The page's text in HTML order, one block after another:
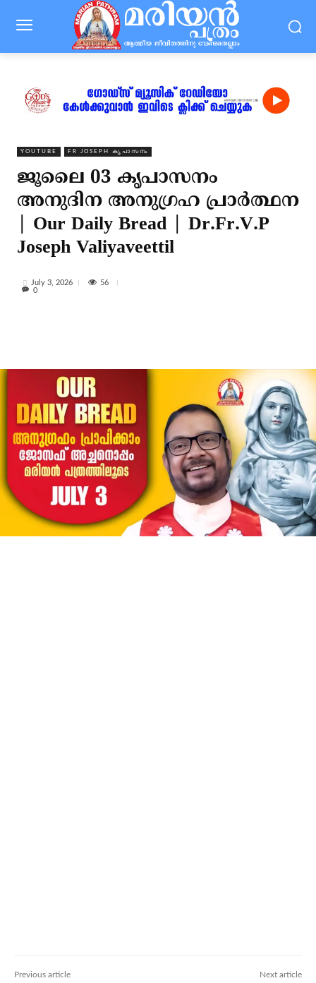
YOUTUBE FR JOSEPH കൃപാസനം
ജൂലൈ 03 കൃപാസനം
അനുദിന അനുഗ്രഹ പ്രാർത്ഥന
| Our Daily Bread | Dr.Fr.V.P
Joseph Valiyaveettil
July 3, 2026
56
0
Previous article Next article